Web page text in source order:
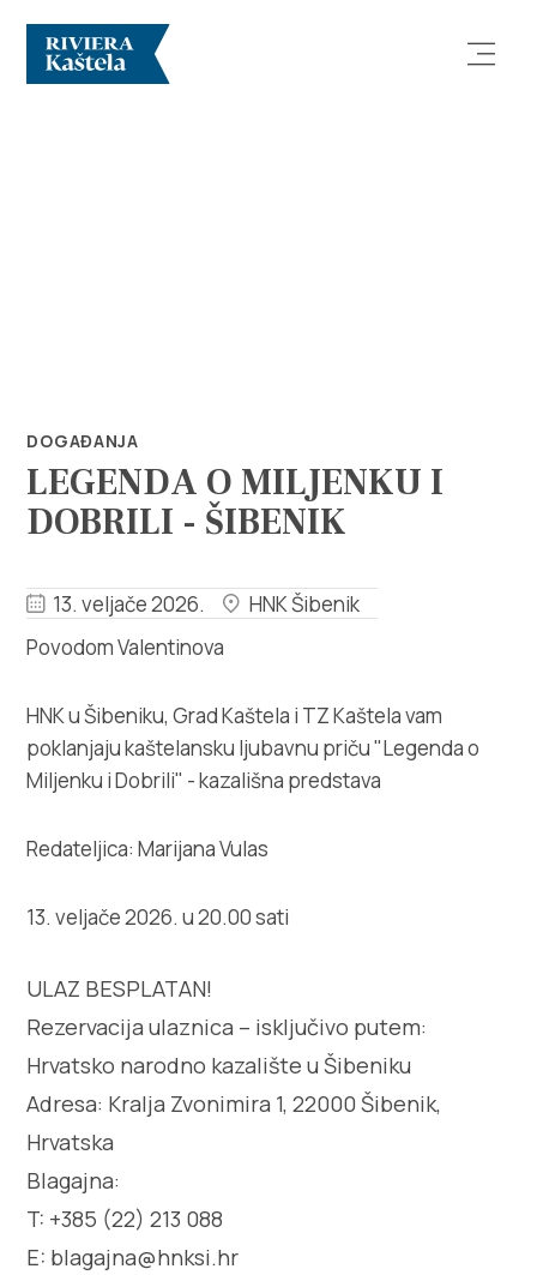
Info
Turistički ured
hr
+385 21 227 933
info@kastela-info.hr
Kutak za iznajmljivače
Villa Nika, Kamberovo šetalište 30,
21216 Kaštel Stari, Hrvatska
DOGAĐANJA
LEGENDA O MILJENKU I
DOBRILI - ŠIBENIK
13. veljače 2026.
HNK Šibenik
Povodom Valentinova
HNK u Šibeniku, Grad Kaštela i TZ Kaštela vam
poklanjaju kaštelansku ljubavnu priču "Legenda o
Miljenku i Dobrili" - kazališna predstava
Redateljica: Marijana Vulas
13. veljače 2026. u 20.00 sati
ULAZ BESPLATAN!
Rezervacija ulaznica – isključivo putem:
Hrvatsko narodno kazalište u Šibeniku
Adresa: Kralja Zvonimira 1, 22000 Šibenik,
Hrvatska
Blagajna:
T: +385 (22) 213 088
E: blagajna@hnksi.hr